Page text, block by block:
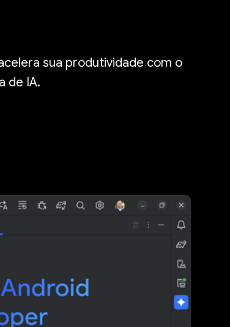
sua produtividade com o
de IA.